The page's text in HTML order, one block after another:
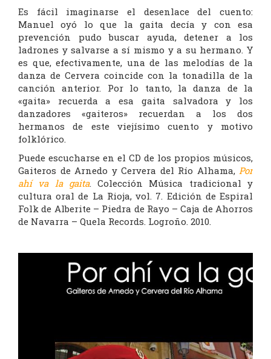
Es fácil imaginarse el desenlace del cuento:
Manuel oyó lo que la gaita decía y con esa
prevención pudo buscar ayuda, detener a los
ladrones y salvarse a sí mismo y a su hermano. Y
es que, efectivamente, una de las melodías de la
danza de Cervera coincide con la tonadilla de la
canción anterior. Por lo tanto, la danza de la
«gaita» recuerda a esa gaita salvadora y los
danzadores «gaiteros» recuerdan a los dos
hermanos de este viejísimo cuento y motivo
folklórico.
Puede escucharse en el CD de los propios músicos,
Gaiteros de Arnedo y Cervera del Río Alhama, Por
ahí va la gaita. Colección Música tradicional y
cultura oral de La Rioja, vol. 7. Edición de Espiral
Folk de Alberite – Piedra de Rayo – Caja de Ahorros
de Navarra – Quela Records. Logroño. 2010.